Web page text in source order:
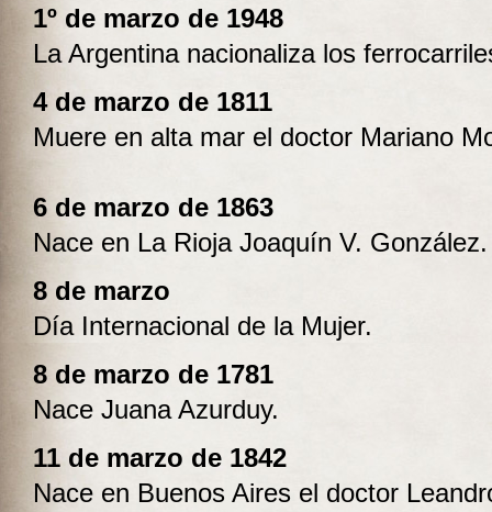
1º de marzo de 1948
La Argentina nacionaliza los
4 de marzo de 1811
Muere en alta mar el doctor Mariano
6 de marzo de 1863
Nace en La Rioja Joaquín V. González.
8 de marzo
Día Internacional de la Mujer.
8 de marzo de 1781
Nace Juana Azurduy.
11 de marzo de 1842
Nace en Buenos Aires el doctor